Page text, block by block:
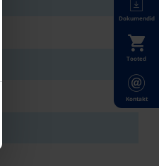
Dokumendid
Tooted
Kontakt